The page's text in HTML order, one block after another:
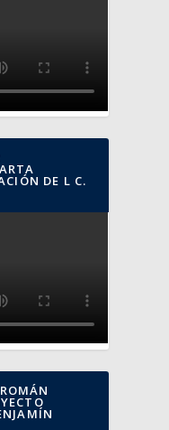
DE L C.